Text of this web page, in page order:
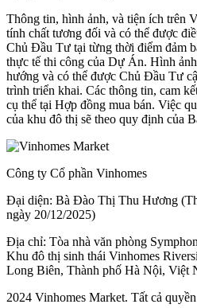
Thông tin, hình ảnh, và tiện ích trên
tính chất tương đối và có thể được
Chủ Đầu Tư tại từng thời điểm đảm
thực tế thi công của Dự Án. Hình
hướng và có thể được Chủ Đầu Tư
trình triển khai. Các thông tin, cam
cụ thể tại Hợp đồng mua bán. Việc
của khu đô thị sẽ theo quy định của
Công ty Cổ phần Vinhomes
Đại diện: Bà Đào Thị Thu Hương
ngày 20/12/2025)
Địa chỉ: Tòa nhà văn phòng
Khu đô thị sinh thái Vinhomes
Long Biên, Thành phố Hà Nội, Việt
2024 Vinhomes Market. Tất cả